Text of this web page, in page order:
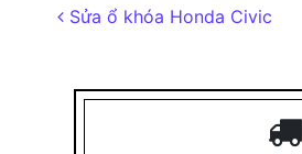
Post
Sửa ổ khóa Honda Civic